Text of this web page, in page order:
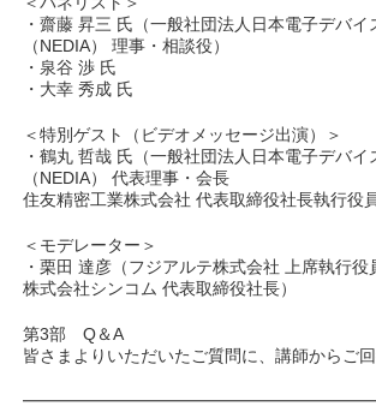
・齋藤 昇三 氏（一般社団法人日本電子デバイ
（NEDIA） 理事・相談役）
・泉谷 渉 氏
・大幸 秀成 氏
＜特別ゲスト（ビデオメッセージ出演）＞
・鶴丸 哲哉 氏（一般社団法人日本電子デバイ
（NEDIA） 代表理事・会長
住友精密工業株式会社 代表取締役社長執行役員
＜モデレーター＞
・栗田 達彦（フジアルテ株式会社 上席執行役
株式会社シンコム 代表取締役社長）
第3部 Q＆A
皆さまよりいただいたご質問に、講師からご回